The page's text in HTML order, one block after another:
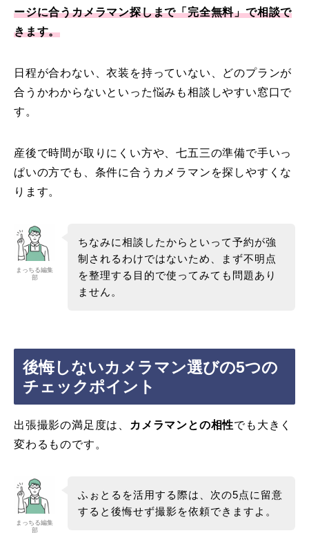
ージに合うカメラマン探しまで「完全無料」で相談で
きます。
日程が合わない、衣装を持っていない、どのプランが
合うかわからないといった悩みも相談しやすい窓口で
す。
産後で時間が取りにくい方や、七五三の準備で手いっ
ぱいの方でも、条件に合うカメラマンを探しやすくな
ります。
まっちる編集
部
ちなみに相談したからといって予約が強
制されるわけではないため、まず不明点
を整理する目的で使ってみても問題あり
ません。
後悔しないカメラマン選びの5つの
チェックポイント
出張撮影の満足度は、 カメラマンとの相性でも大きく
変わるものです。
まっちる編集
部
ふぉとるを活用する際は、次の5点に留意
すると後悔せず撮影を依頼できますよ。